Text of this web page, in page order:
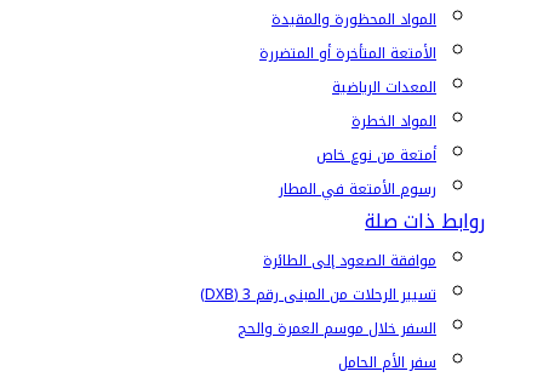
المواد المحظورة والمقيدة
الأمتعة المتأخرة أو المتضررة
المعدات الرياضية
المواد الخطرة
أمتعة من نوع خاص
رسوم الأمتعة في المطار
روابط ذات صلة
موافقة الصعود إلى الطائرة
تسيير الرحلات من المبنى رقم 3 (DXB)
السفر خلال موسم العمرة والحج
سفر الأم الحامل